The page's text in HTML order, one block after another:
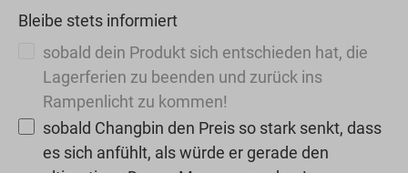
Bleibe stets informiert
sobald dein Produkt sich entschieden hat, die
Lagerferien zu beenden und zurück ins
Rampenlicht zu kommen!
sobald Changbin den Preis so stark senkt, dass
es sich anfühlt, als würde er gerade den